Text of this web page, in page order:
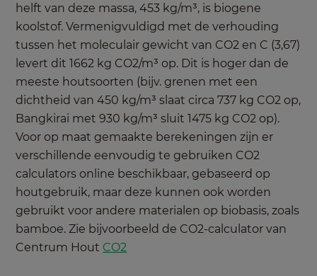
helft van deze massa, 453 kg/m³, is biogene
koolstof. Vermenigvuldigd met de verhouding
tussen het moleculair gewicht van CO2 en C (3,67)
levert dit 1662 kg CO2/m³ op. Dit is hoger dan de
meeste houtsoorten (bijv. grenen met een
dichtheid van 450 kg/m³ slaat circa 737 kg CO2 op,
Bangkirai met 930 kg/m³ sluit 1475 kg CO2 op).
Voor op maat gemaakte berekeningen zijn er
verschillende eenvoudig te gebruiken CO2
calculators online beschikbaar, gebaseerd op
houtgebruik, maar deze kunnen ook worden
gebruikt voor andere materialen op biobasis, zoals
bamboe. Zie bijvoorbeeld de CO2-calculator van
Centrum Hout CO2